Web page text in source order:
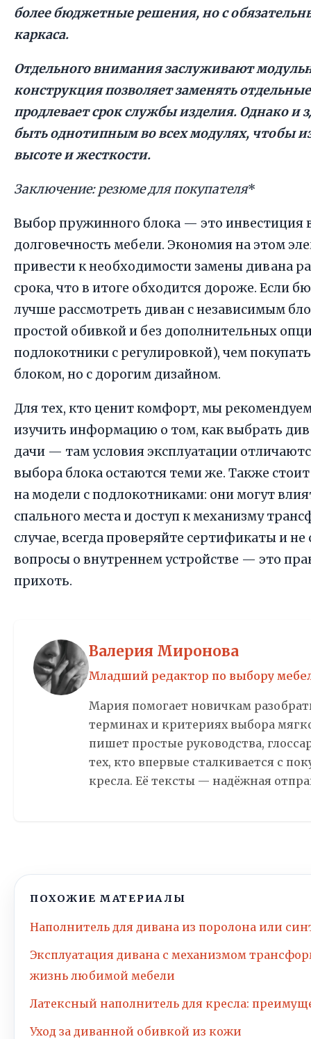
более бюджетные решения, но с
каркаса.
Отдельного внимания заслуживают
конструкция позволяет заменять
продлевает срок службы изделия. Однако и
быть однотипным во всех модулях, чтобы
высоте и жесткости.
Заключение: резюме для покупателя*
Выбор пружинного блока — это инвестиция
долговечность мебели. Экономия на этом
привести к необходимости замены дивана
срока, что в итоге обходится дороже. Если
лучше рассмотреть диван с независимым
простой обивкой и без дополнительных
подлокотники с регулировкой), чем
блоком, но с дорогим дизайном.
Для тех, кто ценит комфорт, мы
изучить информацию о том, как выбрать
дачи — там условия эксплуатации
выбора блока остаются теми же. Также
на модели с подлокотниками: они могут
спального места и доступ к механизму
случае, всегда проверяйте сертификаты и не
вопросы о внутреннем устройстве — это
прихоть.
Валерия Миронова
Младший редактор по выбору
Мария помогает новичкам
терминах и критериях выбора
пишет простые руководства,
тех, кто впервые сталкивается с
кресла. Её тексты — надёжная
ПОХОЖИЕ МАТЕРИАЛЫ
Наполнитель для дивана из поролона или
Эксплуатация дивана с механизмом
жизнь любимой мебели
Латексный наполнитель для кресла:
Уход за диванной обивкой из кожи